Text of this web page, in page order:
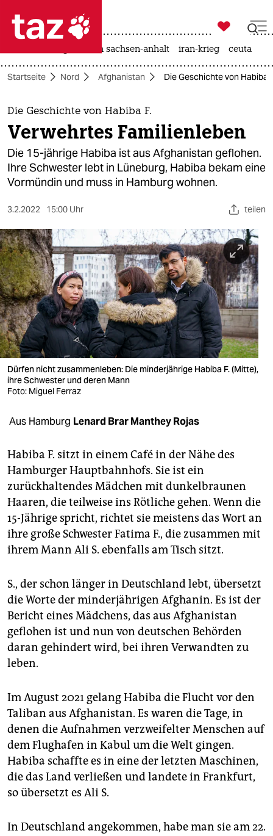
 taz zahl ich
taz zahl ich
themen
politik
öko
sport
berlin
nord
wahrheit
verlag
verlag
shop
fragen & hilfe
unterstützen
abo
genossenschaft
epaper login

taz zahl ich
landtagswahl in sachsen-anhalt iran-krieg ceuta
Startseite Nord Afghanistan Die Geschichte von Habiba
Die Geschichte von Habiba F.
Verwehrtes Familienleben
Die 15-jährige Habiba ist aus Afghanistan geflohen.
Ihre Schwester lebt in Lüneburg, Habiba bekam eine
Vormündin und muss in Hamburg wohnen.
3.2.2022 15:00 Uhr teilen
Dürfen nicht zusammenleben: Die minderjährige Habiba F. (Mitte),
ihre Schwester und deren Mann
Foto: Miguel Ferraz
Aus Hamburg Lenard Brar Manthey Rojas
Habiba F. sitzt in einem Café in der Nähe des
Hamburger Hauptbahnhofs. Sie ist ein
zurückhaltendes Mädchen mit dunkelbraunen
Haaren, die teilweise ins Rötliche gehen. Wenn die
15-Jährige spricht, richtet sie meistens das Wort an
ihre große Schwester Fatima F., die zusammen mit
ihrem Mann Ali S. ebenfalls am Tisch sitzt.
S., der schon länger in Deutschland lebt, übersetzt
die Worte der minderjährigen Afghanin. Es ist der
Bericht eines Mädchens, das aus Afghanistan
geflohen ist und nun von deutschen Behörden
daran gehindert wird, bei ihren Verwandten zu
leben.
Im August 2021 gelang Habiba die Flucht vor den
Taliban aus Afghanistan. Es waren die Tage, in
denen die Aufnahmen verzweifelter Menschen auf
dem Flughafen in Kabul um die Welt gingen.
Habiba schaffte es in eine der letzten Maschinen,
die das Land verließen und landete in Frankfurt,
so übersetzt es Ali S.
In Deutschland angekommen, habe man sie am 22.